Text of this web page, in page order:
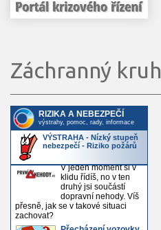
Záchranný kruh